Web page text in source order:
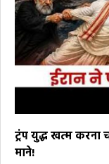
ट्रंप युद्ध खत्म करना
माने!